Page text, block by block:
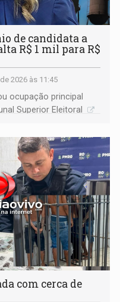
de candidata a
R$ 1 mil para R$
2026 às 11:45
ocupação principal
Superior Eleitoral
com cerca de